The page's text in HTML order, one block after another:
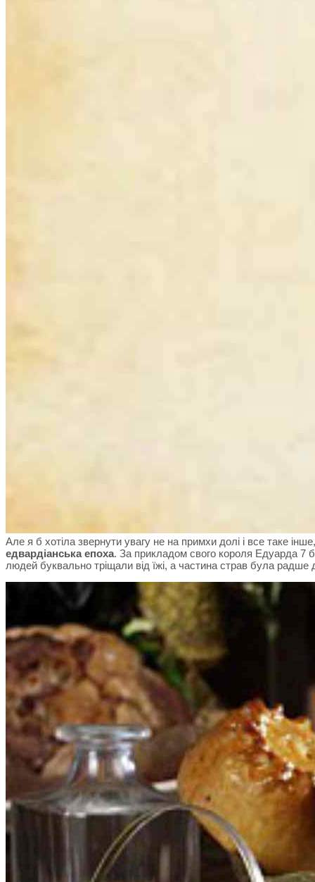
Але я б хотіла звернути увагу не на примхи долі і все таке
едвардіанська епоха. За прикладом свого короля Едуарда 7
людей буквально тріщали від їжі, а частина страв була радше